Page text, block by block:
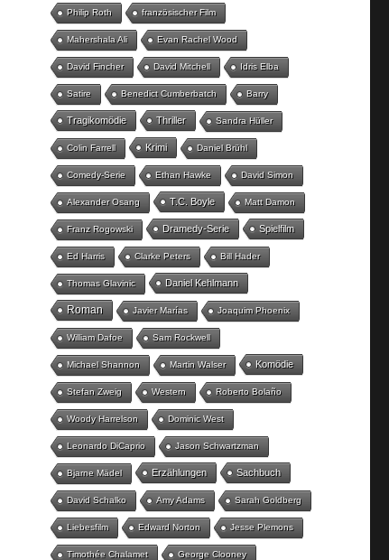
Philip Roth französischer Film
Mahershala Ali Evan Rachel Wood
David Fincher David Mitchell Idris Elba
Satire Benedict Cumberbatch Barry
Tragikomödie Thriller Sandra Hüller
Colin Farrell Krimi Daniel Brühl
Comedy-Serie Ethan Hawke David Simon
Alexander Osang T.C. Boyle Matt Damon
Franz Rogowski Dramedy-Serie Spielfilm
Ed Harris Clarke Peters Bill Hader
Thomas Glavinic Daniel Kehlmann
Roman Javier Marías Joaquim Phoenix
William Dafoe Sam Rockwell
Michael Shannon Martin Walser Komödie
Stefan Zweig Western Roberto Bolaño
Woody Harrelson Dominic West
Leonardo DiCaprio Jason Schwartzman
Bjarne Mädel Erzählungen Sachbuch
David Schalko Amy Adams Sarah Goldberg
Liebesfilm Edward Norton Jesse Plemons
Timothée Chalamet George Clooney